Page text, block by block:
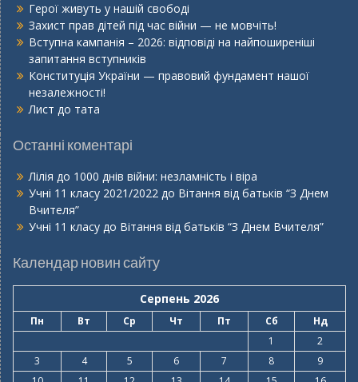
Герої живуть у нашій свободі
Захист прав дітей під час війни — не мовчіть!
Вступна кампанія – 2026: відповіді на найпоширеніші
запитання вступників
Конституція України — правовий фундамент нашої
незалежності!
Лист до тата
Останні коментарі
Лілія до 1000 днів війни: незламність і віра
Учні 11 класу 2021/2022 до Вітання від батьків “З Днем
Вчителя”
Учні 11 класу до Вітання від батьків “З Днем Вчителя”
Календар новин сайту
Серпень 2026
Пн Вт Ср Чт Пт Сб
Нд
1
2
3
4 5 6 7 8
9